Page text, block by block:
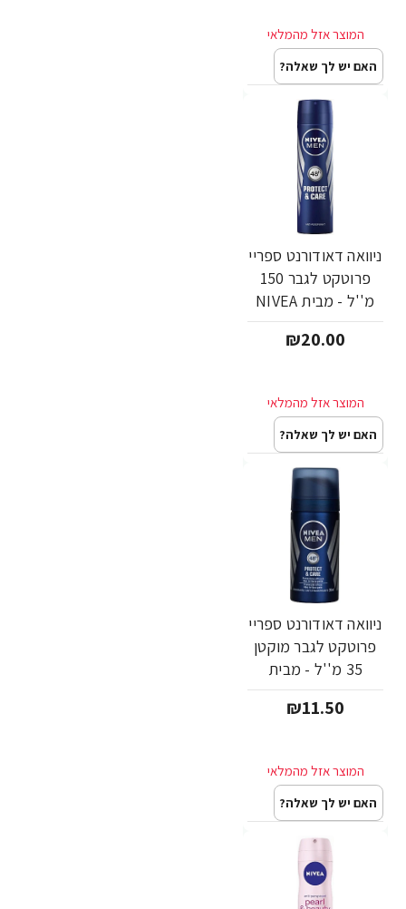
האם יש לך שאלה?
ניוואה דאודורנט ספריי
פרוטקט לגבר 150
מ''ל - מבית NIVEA
₪20.00
האם יש לך שאלה?
ניוואה דאודורנט ספריי
פרוטקט לגבר מוקטן
35 מ''ל - מבית
NIVEA
₪11.50
האם יש לך שאלה?